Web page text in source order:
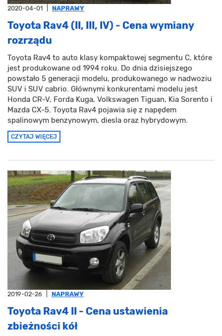
2020-04-01 NAPRAWY
Toyota Rav4 (II, III, IV) - Cena wymiany
rozrządu
Toyota Rav4 to auto klasy kompaktowej segmentu C, które
jest produkowane od 1994 roku. Do dnia dzisiejszego
powstało 5 generacji modelu, produkowanego w nadwoziu
SUV i SUV cabrio. Głównymi konkurentami modelu jest
Honda CR-V, Forda Kuga, Volkswagen Tiguan, Kia Sorento i
Mazda CX-5. Toyota Rav4 pojawia się z napędem
spalinowym benzynowym, diesla oraz hybrydowym.
CZYTAJ WIĘCEJ
2019-02-26 NAPRAWY
Toyota Rav4 II - Cena ustawienia
zbieżności kół